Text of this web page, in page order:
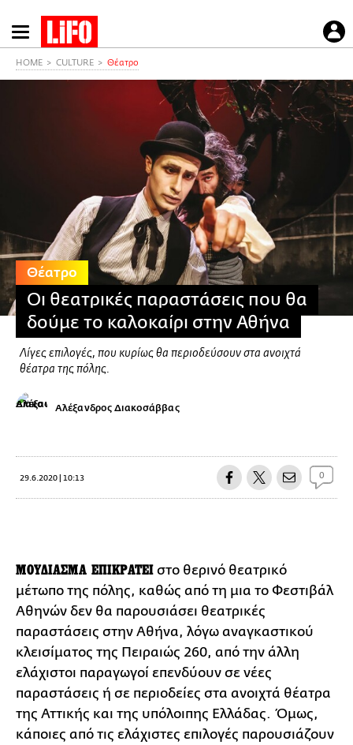
Παράκαμψη
προς
κυρίως
HOME CULTURE Θέατρο
Θέατρο
Οι θεατρικές παραστάσεις που θα
δούμε το καλοκαίρι στην Αθήνα
Λίγες επιλογές, που κυρίως θα περιοδεύσουν στα ανοιχτά
θέατρα της πόλης.
Αλέξανδρος Διακοσάββας
29.6.2020 | 10:13 0
ΜΟΥΔΙΑΣΜΑ ΕΠΙΚΡΑΤΕΙ στο θερινό θεατρικό
μέτωπο της πόλης, καθώς από τη μια το Φεστιβάλ
Αθηνών δεν θα παρουσιάσει θεατρικές
παραστάσεις στην Αθήνα, λόγω αναγκαστικού
κλεισίματος της Πειραιώς 260, από την άλλη
ελάχιστοι παραγωγοί επενδύουν σε νέες
παραστάσεις ή σε περιοδείες στα ανοιχτά θέατρα
της Αττικής και της υπόλοιπης Ελλάδας. Όμως,
κάποιες από τις ελάχιστες επιλογές παρουσιάζουν